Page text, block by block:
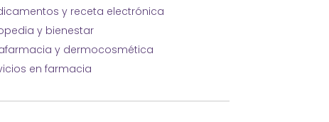
y receta electrónica
y bienestar
y dermocosmética
en farmacia